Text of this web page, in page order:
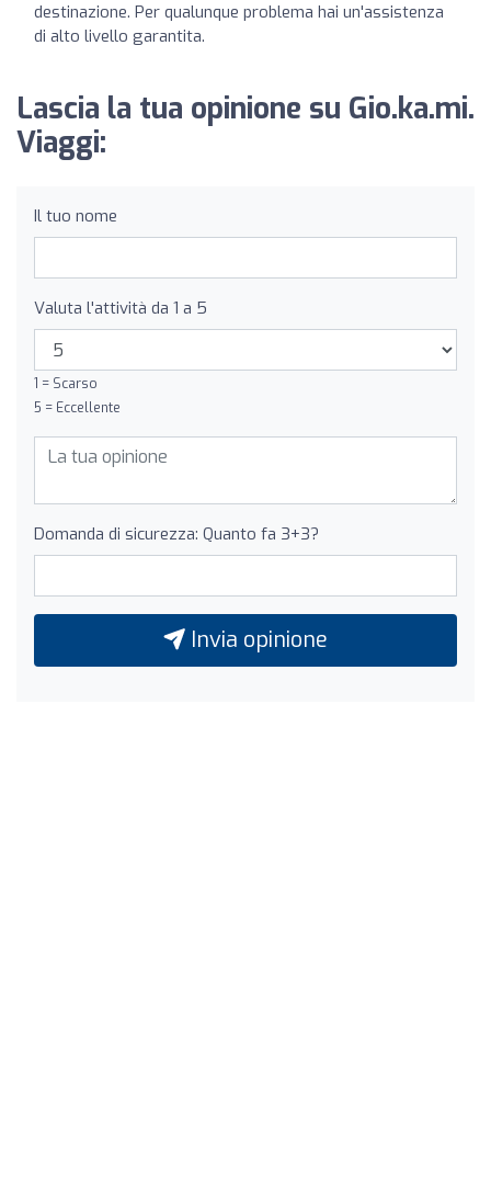
destinazione. Per qualunque problema hai un'assistenza
di alto livello garantita.
Lascia la tua opinione su Gio.ka.mi.
Viaggi:
Il tuo nome
Valuta l'attività da 1 a 5
1 = Scarso
5 = Eccellente
Domanda di sicurezza: Quanto fa 3+3?
Invia opinione